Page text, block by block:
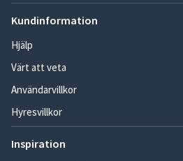
Kundinformation
Hjälp
Värt att veta
Användarvillkor
Hyresvillkor
Inspiration